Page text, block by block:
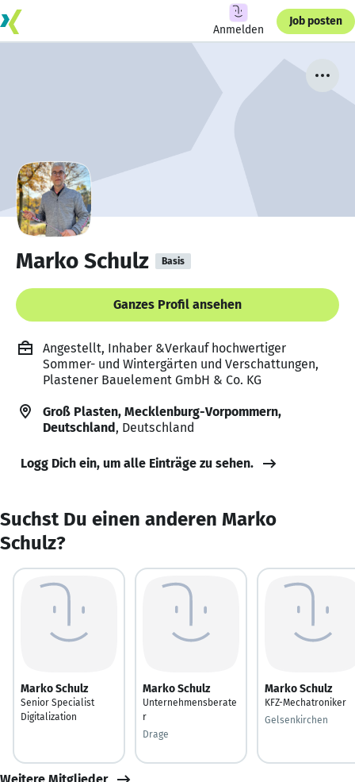
Anmelden
Job posten
Marko Schulz Basis
Ganzes Profil ansehen
Angestellt, Inhaber &Verkauf hochwertiger
Sommer- und Wintergärten und Verschattungen,
Plastener Bauelement GmbH & Co. KG
Groß Plasten, Mecklenburg-Vorpommern,
Deutschland, Deutschland
Logg Dich ein, um alle Einträge zu sehen.
Suchst Du einen anderen Marko
Schulz?
Marko Schulz
Senior Specialist
Digitalization
Marko Schulz
Unternehmensberate
r
Drage
Marko Schulz
KFZ-Mechatroniker
Gelsenkirchen
Weitere Mitglieder